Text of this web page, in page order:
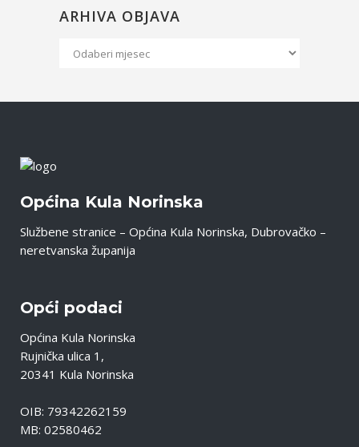
ARHIVA OBJAVA
Arhiva
Općina Kula Norinska
Službene stranice – Općina Kula Norinska, Dubrovačko –
neretvanska županija
Opći podaci
Općina Kula Norinska
Rujnička ulica 1,
20341 Kula Norinska
OIB: 79342262159
MB: 02580462